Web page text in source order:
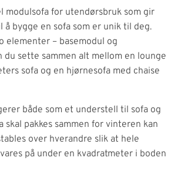
modulsofa for utendørsbruk som gir
bygge en sofa som er unik til deg.
elementer – basemodul og
du sette sammen alt mellom en lounge
sofa og en hjørnesofa med chaise
både som et understell til sofa og
skal pakkes sammen for vinteren kan
over hverandre slik at hele
på under en kvadratmeter i boden